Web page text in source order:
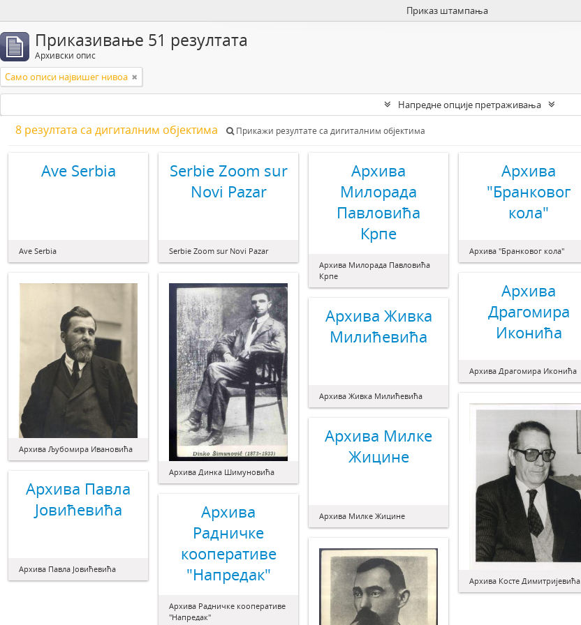
Приказ штампања
Приказивање 51 резултата
Архивски опис
Само описи највишег нивоа
Напредне опције претраживања
8 резултата са дигиталним објектима Прикажи резултате са дигиталним објектима
Ave Serbia
Ave Serbia
Serbie Zoom sur
Novi Pazar
Serbie Zoom sur Novi Pazar
Архива
Милорада
Павловића
Крпе
Архива Милорада Павловића
Крпе
Архива
"Бранковог
кола"
Архива "Бранковог кола"
Архива Љубомира Ивановића
Архива Динка Шимуновића
Архива
Драгомира
Иконића
Архива Драгомира Иконића
Архива Живка
Милићевића
Архива Живка Милићевића
Архива Косте Димитријевића
Архива Милке
Жицине
Архива Милке Жицине
Архива Павла
Јовићевића
Архива Павла Јовићевића
Архива
Радничке
кооперативе
"Напредак"
Архива Радничке кооперативе
"Напредак"